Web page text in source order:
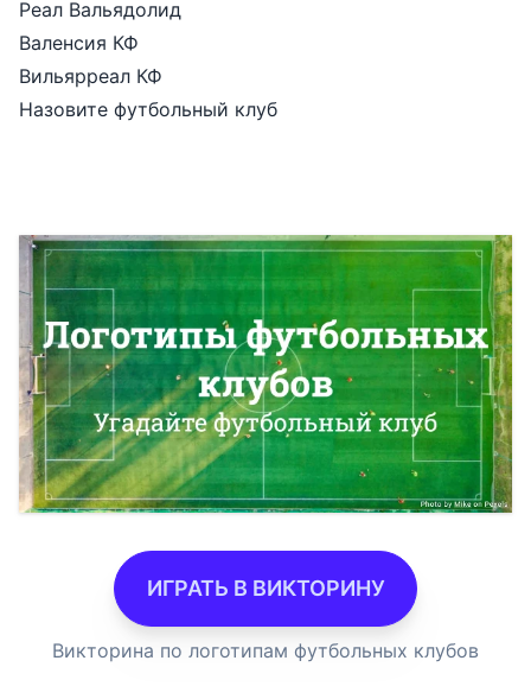
Реал Вальядолид
Валенсия КФ
Вильярреал КФ
Назовите футбольный клуб
ИГРАТЬ В ВИКТОРИНУ
Викторина по логотипам футбольных клубов